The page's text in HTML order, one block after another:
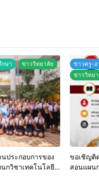
กษา ข่าววิทยาลัย
ประกอบการของ
กวิชาเทคโนโลยี
ข่าวครู-อ
ข่าววิทย
ขอเชิญติ
สอนแผน